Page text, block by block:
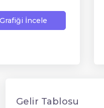
Grafiği İncele
Gelir Tablosu